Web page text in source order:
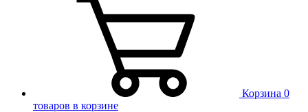
Корзина 0
товаров в корзине